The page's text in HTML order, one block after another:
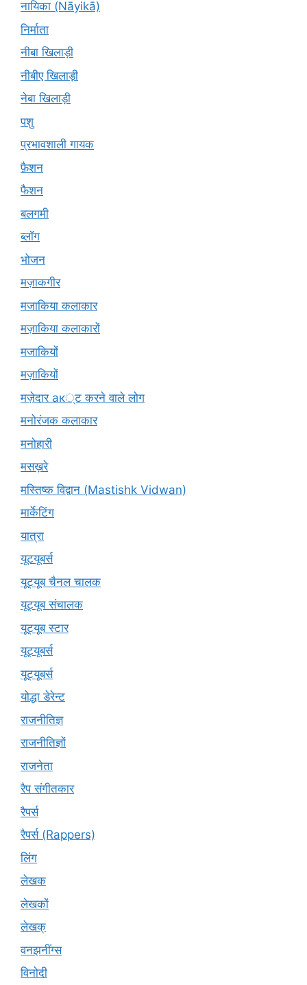
नायिका (Nāyikā)
निर्माता
नीबा खिलाड़ी
नीबीए खिलाड़ी
नेबा खिलाड़ी
पशु
प्रभावशाली गायक
फ़ैशन
फैशन
बलगमी
ब्लॉग
भोजन
मज़ाकगीर
मजाकिया कलाकार
मज़ाकिया कलाकारों
मजाकियों
मज़ाकियों
मज़ेदार ак्ट करने वाले लोग
मनोरंजक कलाकार
मनोहारी
मसख़रे
मस्तिष्क विद्वान (Mastishk Vidwan)
मार्केटिंग
यात्रा
यूटयूबर्स
यूट्यूब चैनल चालक
यूट्यूब संचालक
यूट्यूब स्टार
यूट्यूबर्स
यूट्‍यूबर्स
योद्धा डेरेन्ट
राजनीतिज्ञ
राजनीतिज्ञों
राजनेता
रैप संगीतकार
रैपर्स
रैपर्स (Rappers)
लिंग
लेखक
लेखकों
लेखक्
वनझनींग्स
विनोदी